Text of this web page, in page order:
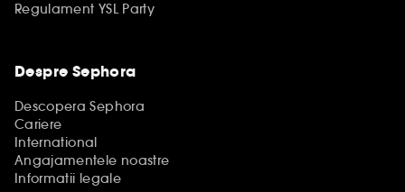
Regulament YSL Party
Despre Sephora
Descopera Sephora
Cariere
International
Angajamentele noastre
Informatii legale